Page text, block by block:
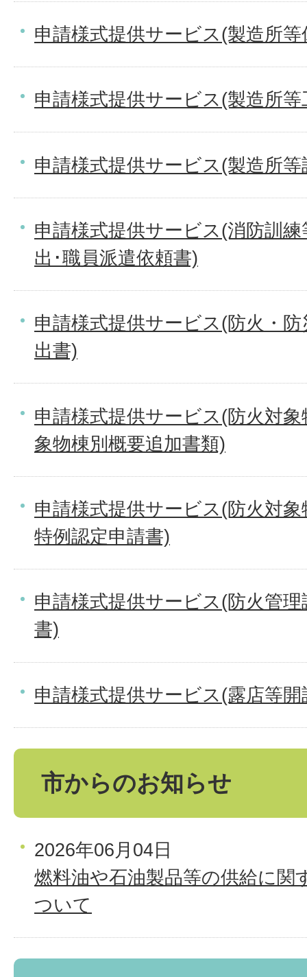
申請様式提供サービス(製造所
申請様式提供サービス(製造所
申請様式提供サービス(製造所
申請様式提供サービス(消防訓
出･職員派遣依頼書)
申請様式提供サービス(防火・
出書)
申請様式提供サービス(防火対
象物棟別概要追加書類)
申請様式提供サービス(防火対
特例認定申請書)
申請様式提供サービス(防火管
書)
申請様式提供サービス(露店等開
市からのお知らせ
2026年06月04日
燃料油や石油製品等の供給に関
ついて